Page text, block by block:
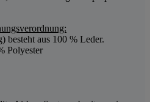
besteht aus 100 % Leder.
Polyester